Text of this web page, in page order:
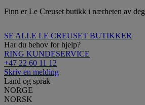
Finn er Le Creuset butikk i nærheten av deg
SE ALLE LE CREUSET BUTIKKER
Har du behov for hjelp?
RING KUNDESERVICE
+47 22 60 11 12
Skriv en melding
Land og språk
NORGE
NORSK